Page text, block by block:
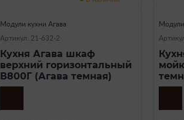
Модули кухни Агава
Артикул: 21-632-2
Кухня Агава шкаф
верхний горизонтальный
В800Г (Агава темная)